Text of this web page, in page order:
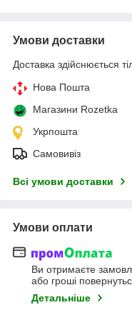
Умови доставки
Доставка здійснюється
Нова Пошта
Магазини Rozetka
Укрпошта
Самовивіз
Всі умови доставки
Умови оплати
Ви отримаєте
або гроші
Детальніше